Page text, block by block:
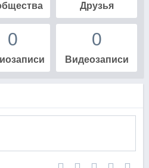
Друзья
0 0
Видеозаписи